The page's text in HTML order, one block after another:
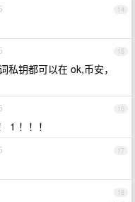
14
15
私钥都可以在 ok,币安，
16
1 ！！！
17
18